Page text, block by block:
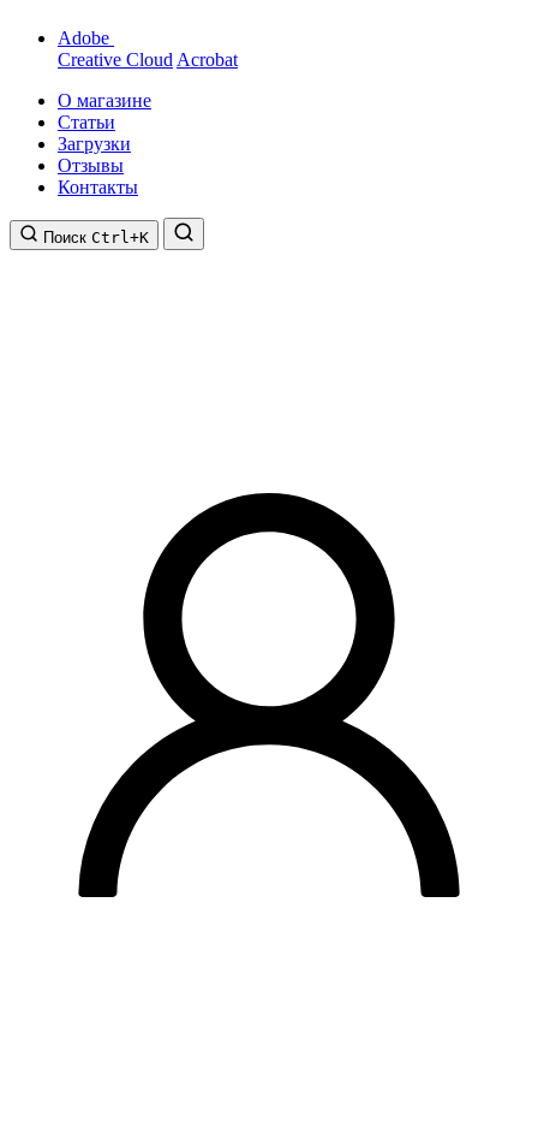
Adobe
Creative Cloud Acrobat
О магазине
Статьи
Загрузки
Отзывы
Контакты
Поиск Ctrl+K